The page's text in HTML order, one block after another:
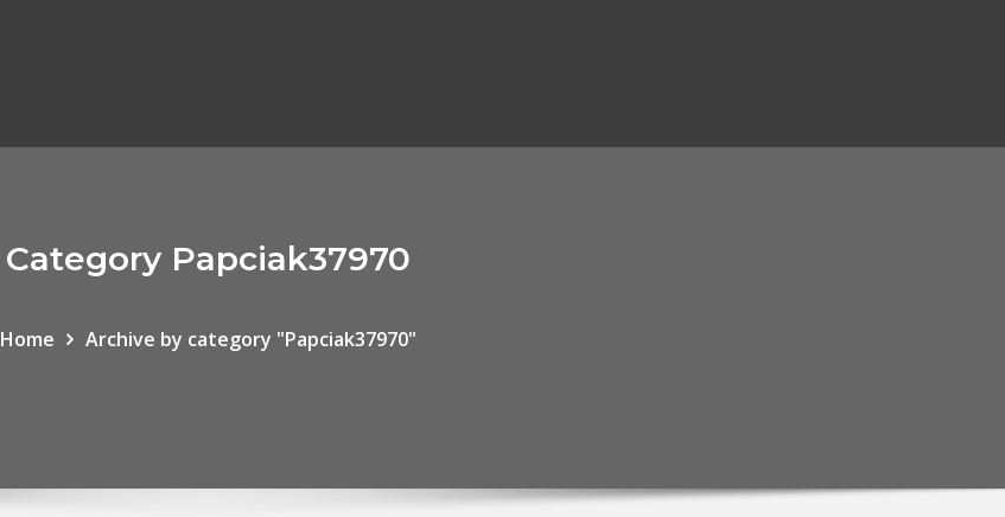
Category Papciak37970
Home Archive by category "Papciak37970"